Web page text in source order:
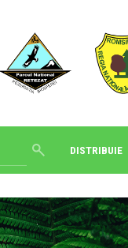
DISTRIBUIE